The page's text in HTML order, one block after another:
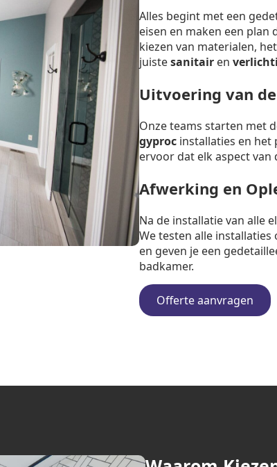
Alles begint met een
eisen en maken een
kiezen van materialen,
juistesanitair en
Uitvoering van
Onze teams starten met
gyproc installaties en het
ervoor dat elk aspect
Afwerking en
Na de installatie van alle
We testen alle
en geven je een
badkamer.
Offerte aanvragen